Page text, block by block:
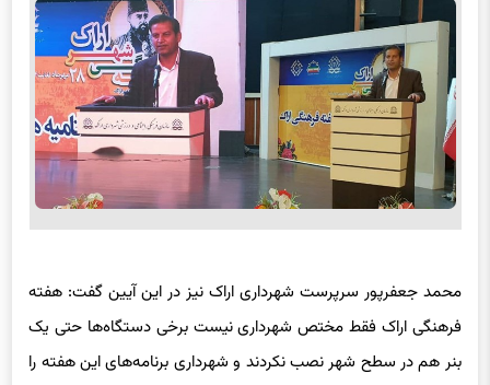
محمد جعفرپور سرپرست شهرداری اراک نیز در این آیین گفت: هفته
فرهنگی اراک فقط مختص شهرداری نیست برخی دستگاه‌ها حتی یک
بنر هم در سطح شهر نصب نکردند و شهرداری برنامه‌های این هفته را